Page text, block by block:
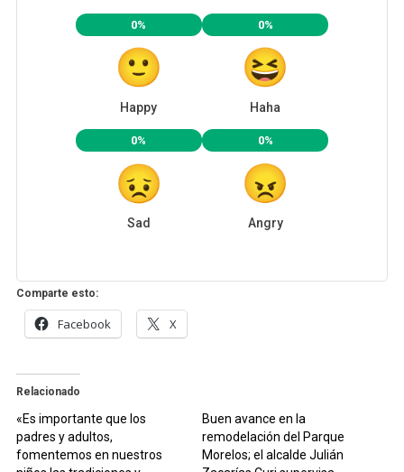
0%
Happy
0%
Haha
0%
Sad
0%
Angry
Comparte esto:
Facebook X
Relacionado
«Es importante que los
padres y adultos,
fomentemos en nuestros
Buen avance en la
remodelación del Parque
Morelos; el alcalde Julián